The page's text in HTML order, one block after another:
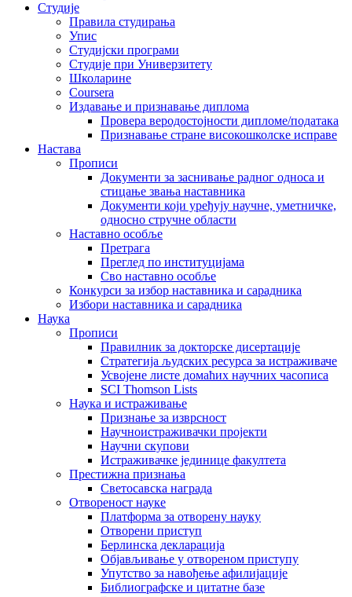
Студије
Правила студирања
Упис
Студијски програми
Студије при Универзитету
Школарине
Coursera
Издавање и признавање диплома
Провера веродостојности дипломе/података
Признавање стране високошколске исправе
Настава
Прописи
Документи за заснивање радног односа и
стицање звања наставника
Документи који уређују научне, уметничке,
односно стручне области
Наставно особље
Претрага
Преглед по институцијама
Сво наставно особље
Конкурси за избор наставника и сарадника
Избори наставника и сарадника
Наука
Прописи
Правилник за докторске дисертације
Стратегија људских ресурса за истраживаче
Усвојене листе домаћих научних часописа
SCI Thomson Lists
Наука и истраживање
Признање за изврсност
Научноистраживачки пројекти
Научни скупови
Истраживачке јединице факултета
Престижна признања
Светосавска награда
Отвореност науке
Платформа за отворену науку
Отворени приступ
Берлинска декларација
Објављивање у отвореном приступу
Упутство за навођење афилијације
Библиографске и цитатне базе